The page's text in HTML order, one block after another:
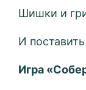
Шишки и
И
Игра